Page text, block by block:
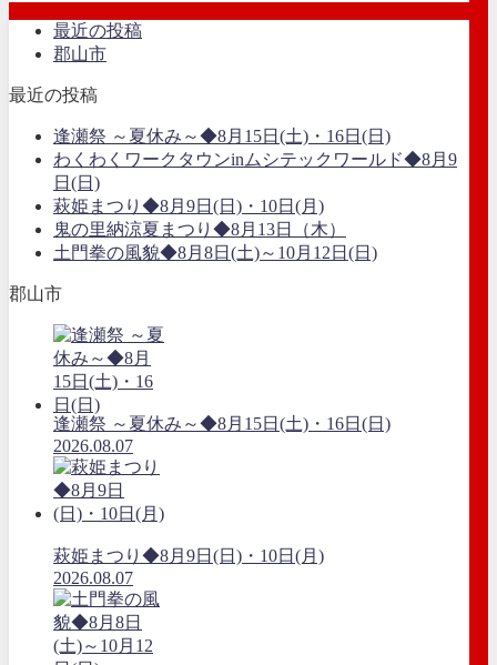
最近の投稿
郡山市
最近の投稿
逢瀬祭 ～夏休み～◆8月15日(土)・16日(日)
わくわくワークタウンinムシテックワールド◆8月9
日(日)
萩姫まつり◆8月9日(日)・10日(月)
鬼の里納涼夏まつり◆8月13日（木）
土門拳の風貌◆8月8日(土)～10月12日(日)
郡山市
逢瀬祭 ～夏休み～◆8月15日(土)・16日(日)
2026.08.07
萩姫まつり◆8月9日(日)・10日(月)
2026.08.07